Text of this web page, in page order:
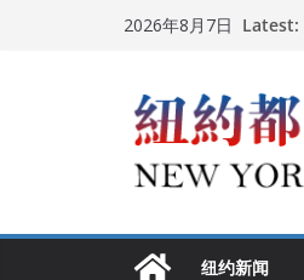
2026年8月7日 Latest:
纽约新闻